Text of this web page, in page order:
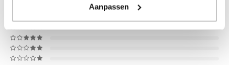
Aanpassen